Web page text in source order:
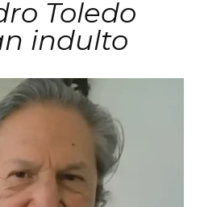
Toledo
indulto